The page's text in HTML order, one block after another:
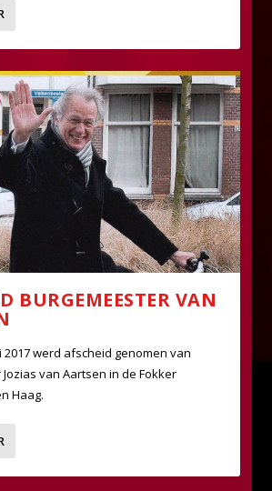
BURGEMEESTER VAN
werd afscheid genomen van
van Aartsen in de Fokker
Haag.